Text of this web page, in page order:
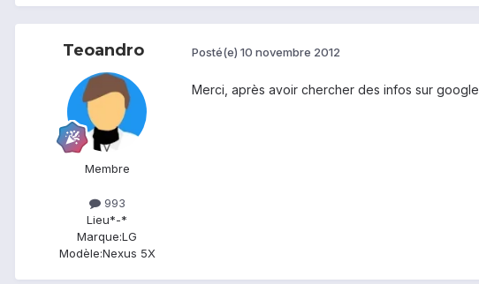
Teoandro
Membre
993
Lieu*-*
Marque:LG
Modèle:Nexus 5X
Posté(e) 10 novembre 2012
Merci, après avoir chercher des infos sur